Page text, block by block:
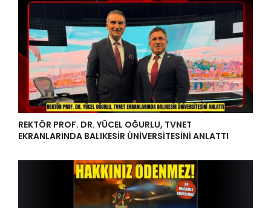
REKTÖR PROF. DR. YÜCEL OĞURLU, TVNET
EKRANLARINDA BALIKESİR ÜNİVERSİTESİNİ ANLATTI